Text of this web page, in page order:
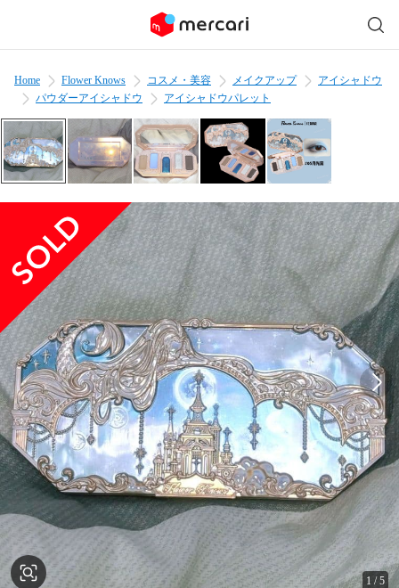
Home Flower Knows コスメ・美容 メイクアップ
アイシャドウ
パウダーアイシャドウ
アイシャドウパレット
1 /5